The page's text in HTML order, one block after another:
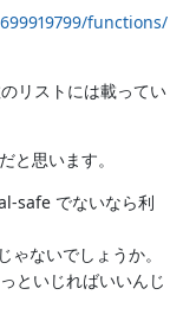
functions/
リストには載ってい
と思います。
safe でないなら利
ゃないでしょうか。
といじればいいんじ